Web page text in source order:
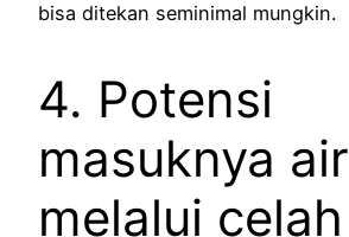
bisa ditekan seminimal mungkin.
4. Potensi
masuknya air
melalui celah